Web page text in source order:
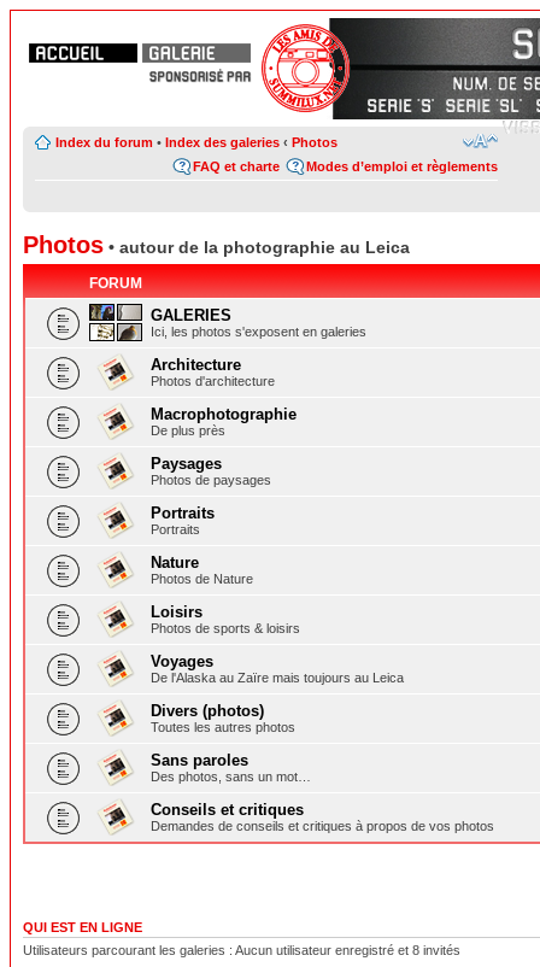
Index du forum • Index des galeries ‹ Photos
Modes d’emploi et règlements
FAQ et charte
Photos • autour de la photographie au Leica
FORUM
GALERIES
Ici, les photos s'exposent en galeries
Architecture
Photos d'architecture
Macrophotographie
De plus près
Paysages
Photos de paysages
Portraits
Portraits
Nature
Photos de Nature
Loisirs
Photos de sports & loisirs
Voyages
De l'Alaska au Zaïre mais toujours au Leica
Divers (photos)
Toutes les autres photos
Sans paroles
Des photos, sans un mot…
Conseils et critiques
Demandes de conseils et critiques à propos de vos photos
QUI EST EN LIGNE
Utilisateurs parcourant les galeries : Aucun utilisateur enregistré et 8 invités